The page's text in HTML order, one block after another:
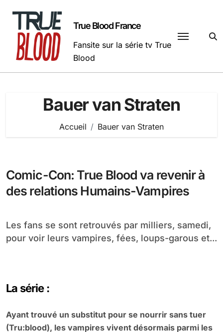
contenu
True Blood France
Fansite sur la série tv True
Blood
Bauer van Straten
Accueil Bauer van Straten
Comic-Con: True Blood va revenir à
des relations Humains-Vampires
Les fans se sont retrouvés par milliers, samedi,
pour voir leurs vampires, fées, loups-garous et...
La série :
Ayant trouvé un substitut pour se nourrir sans tuer
(Tru:blood), les vampires vivent désormais parmi les